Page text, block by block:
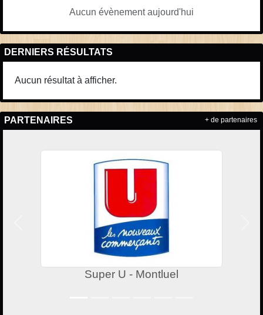
Aucun évènement aujourd'hui
DERNIERS RÉSULTATS
Aucun résultat à afficher.
PARTENAIRES
Super U - Montluel
+ de partenaires